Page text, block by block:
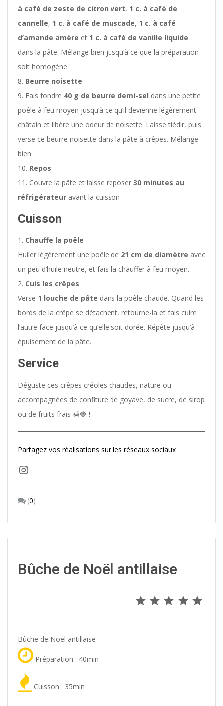
à café de zeste de citron vert, 1 c. à café de
cannelle, 1 c. à café de muscade, 1 c. à café
d’amande amère et 1 c. à café de vanille liquide
dans la pâte. Mélange bien jusqu’à ce que la préparation
soit homogène.
Beurre noisette
Fais fondre 40 g de beurre demi-sel dans une petite
poêle à feu moyen jusqu’à ce qu’il devienne légèrement
châtain et libère une odeur de noisette. Laisse tiédir, puis
verse ce beurre noisette dans la pâte à crêpes. Mélange
bien.
Repos
Couvre la pâte et laisse reposer 30 minutes au
réfrigérateur avant la cuisson
Cuisson
Chauffe la poêle
Huiler légèrement une poêle de 21 cm de diamètre avec
un peu d’huile neutre, et fais-la chauffer à feu moyen.
Cuis les crêpes
Verse 1 louche de pâte dans la poêle chaude. Quand les
bords de la crêpe se détachent, retourne-la et fais cuire
l’autre face jusqu’à ce qu’elle soit dorée. Répète jusqu’à
épuisement de la pâte.
Service
Déguste ces crêpes créoles chaudes, nature ou
accompagnées de confiture de goyave, de sucre, de sirop
ou de fruits frais 🍯🍓 !
Partagez vos réalisations sur les réseaux sociaux
Instagram
(0)
Bûche de Noël antillaise
Bûche de Noël antillaise
Préparation : 40min
Cuisson : 35min